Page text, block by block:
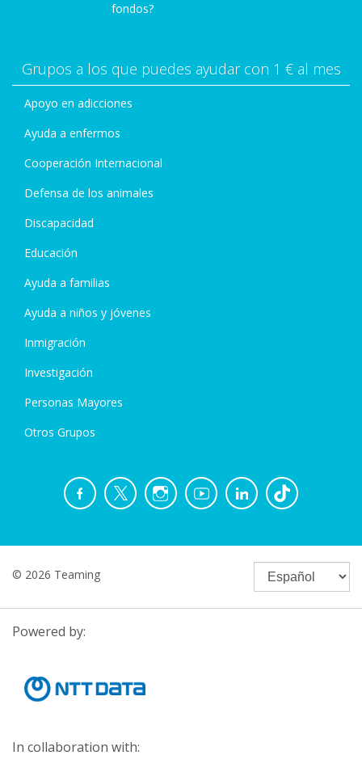
fondos?
Grupos a los que puedes ayudar con 1 € al mes
Apoyo en adicciones
Ayuda a enfermos
Cooperación Internacional
Defensa de los animales
Discapacidad
Educación
Ayuda a familias
Ayuda a niños y jóvenes
Inmigración
Investigación
Personas Mayores
Otros Grupos
© 2026 Teaming
Powered by:
In collaboration with: